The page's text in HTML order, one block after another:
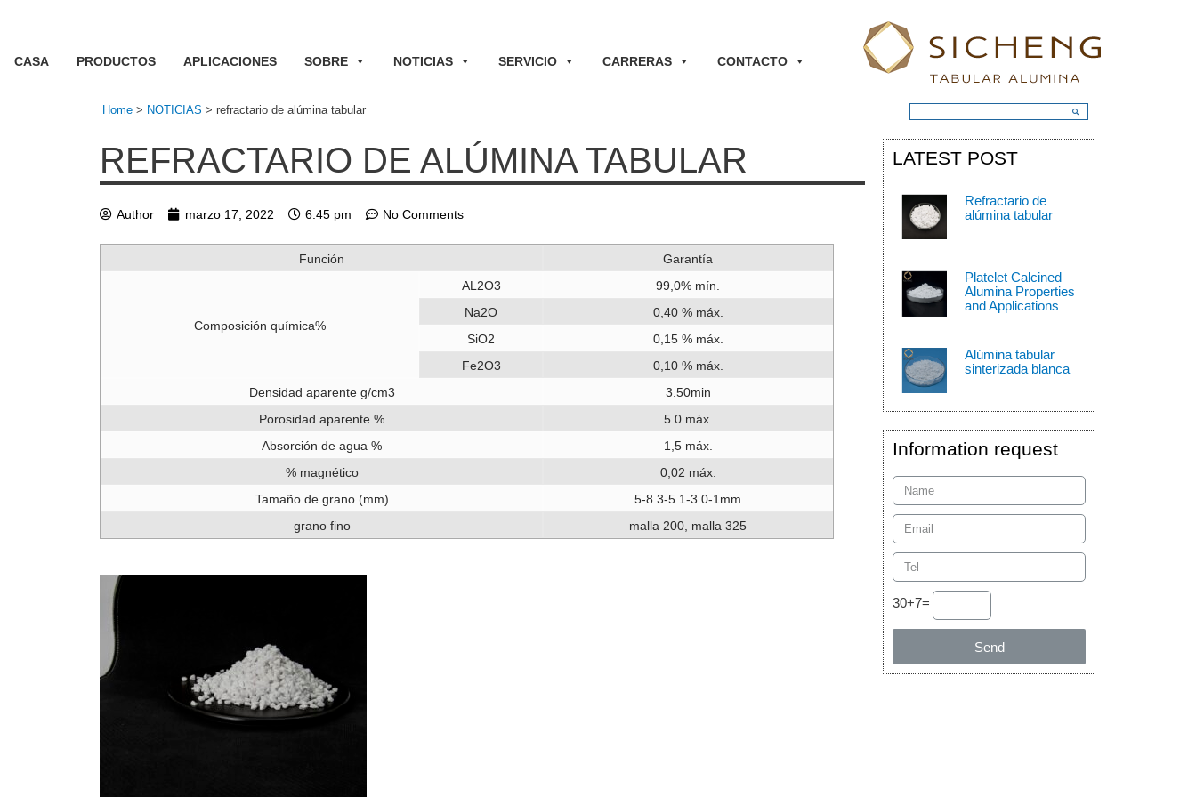
CASA PRODUCTOS APLICACIONES SOBRE NOTICIAS SERVICIO CARRERAS CONTACTO
Home > NOTICIAS >refractario de alúmina tabular
REFRACTARIO DE ALÚMINA TABULAR
Author marzo 17, 2022 6:45 pm No Comments
Función Garantía
Composición química%
AL2O3
99,0% mín.
Na2O
0,40 % máx.
SiO2
0,15 % máx.
Fe2O3
0,10 % máx.
Densidad aparente g/cm3
3.50min
Porosidad aparente %
5.0 máx.
Absorción de agua %
1,5 máx.
% magnético
0,02 máx.
Tamaño de grano (mm)
5-8 3-5 1-3 0-1mm
grano fino
malla 200, malla 325
LATEST POST
Refractario de
alúmina tabular
Platelet Calcined
Alumina Properties
and Applications
Alúmina tabular
sinterizada blanca
Information request
30+7=
Send